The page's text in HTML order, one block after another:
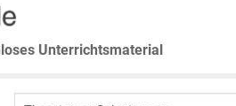
Unterrichtsmaterial